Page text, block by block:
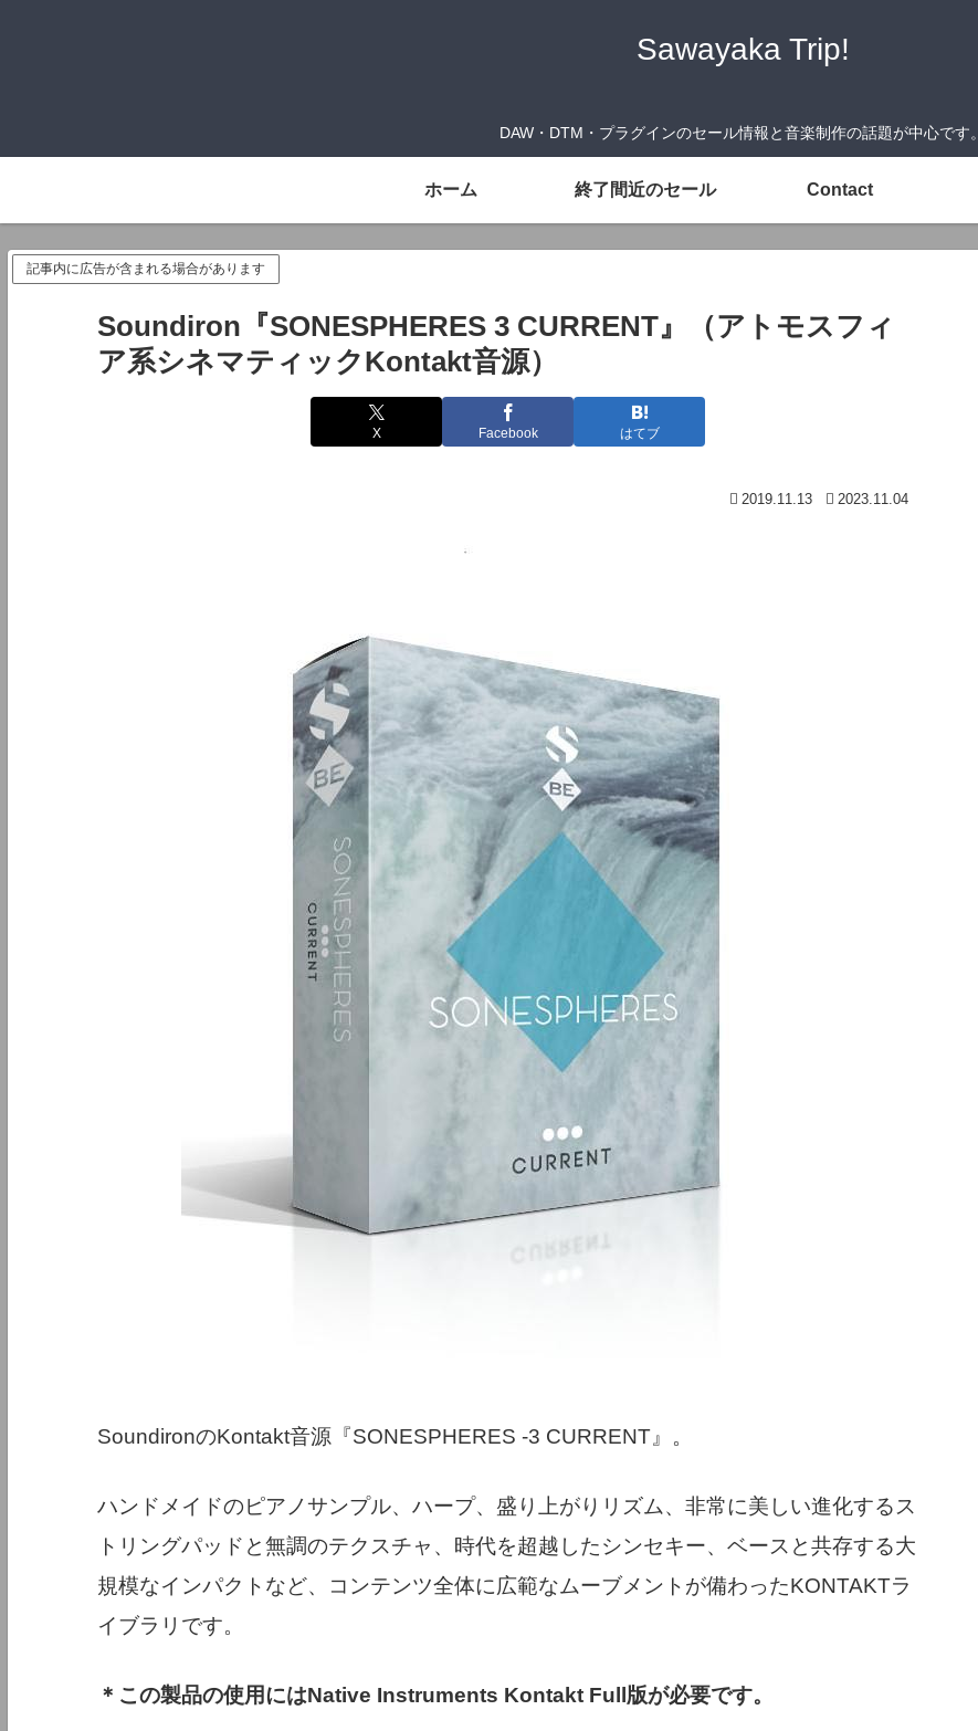
Sawayaka Trip!
DAW・DTM・プラグインのセール情報と音楽制作の話題が中心です。
ホーム 終了間近のセール Contact
記事内に広告が含まれる場合があります
Soundiron『SONESPHERES 3 CURRENT』（アトモスフィ
ア系シネマティックKontakt音源）
X Facebook はてブ
2019.11.13 2023.11.04
SoundironのKontakt音源『SONESPHERES -3 CURRENT』。
ハンドメイドのピアノサンプル、ハープ、盛り上がりリズム、非常に美しい進化するス
トリングパッドと無調のテクスチャ、時代を超越したシンセキー、ベースと共存する大
規模なインパクトなど、コンテンツ全体に広範なムーブメントが備わったKONTAKTラ
イブラリです。
＊この製品の使用にはNative Instruments Kontakt Full版が必要です。